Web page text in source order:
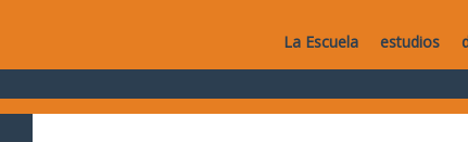
La Escuela estudios